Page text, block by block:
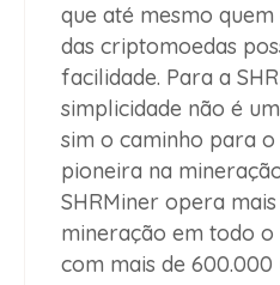
que até mesmo
das criptomoedas
facilidade. Para a
simplicidade não é
sim o caminho para o
pioneira na
SHRMiner opera
mineração em todo
com mais de 600.000